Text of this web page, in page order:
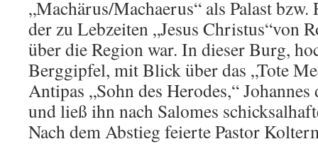
„Machärus/Machaerus“ als Palast bzw.
der zu Lebzeiten „Jesus Christus“von
über die Region war. In dieser Burg,
Berggipfel, mit Blick über das „Tote
Antipas „Sohn des Herodes,“
und ließ ihn nach Salomes
Nach dem Abstieg feierte Pastor